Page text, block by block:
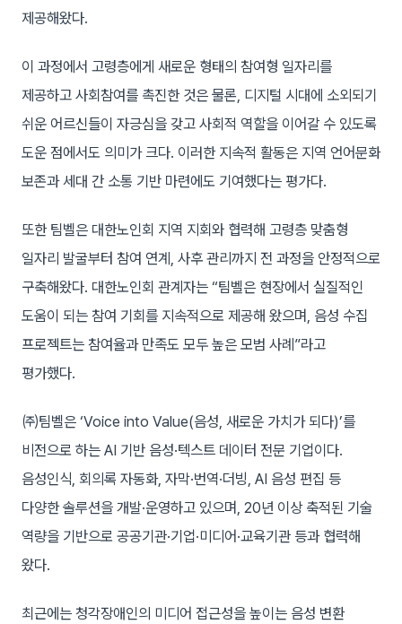
제공해왔다.
이 과정에서 고령층에게 새로운 형태의 참여형 일자리를
제공하고 사회참여를 촉진한 것은 물론, 디지털 시대에 소외되기
쉬운 어르신들이 자긍심을 갖고 사회적 역할을 이어갈 수 있도록
도운 점에서도 의미가 크다. 이러한 지속적 활동은 지역 언어문화
보존과 세대 간 소통 기반 마련에도 기여했다는 평가다.
또한 팀벨은 대한노인회 지역 지회와 협력해 고령층 맞춤형
일자리 발굴부터 참여 연계, 사후 관리까지 전 과정을 안정적으로
구축해왔다. 대한노인회 관계자는 “팀벨은 현장에서 실질적인
도움이 되는 참여 기회를 지속적으로 제공해 왔으며, 음성 수집
프로젝트는 참여율과 만족도 모두 높은 모범 사례”라고
평가했다.
㈜팀벨은 ‘Voice into Value(음성, 새로운 가치가 되다)’를
비전으로 하는 AI 기반 음성·텍스트 데이터 전문 기업이다.
음성인식, 회의록 자동화, 자막·번역·더빙, AI 음성 편집 등
다양한 솔루션을 개발·운영하고 있으며, 20년 이상 축적된 기술
역량을 기반으로 공공기관·기업·미디어·교육기관 등과 협력해
왔다.
최근에는 청각장애인의 미디어 접근성을 높이는 음성 변환